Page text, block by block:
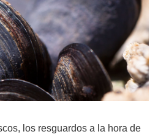
los resguardos a la hora de